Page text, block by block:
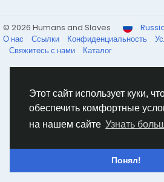
Этот сайт использует куки,
обеспечить комфортные
на нашем сайте Узнать
Понял!
© 2026 Humans and Slaves
О нас
Ссылки Конфиденциальность
Свяжитесь с нами
Каталог